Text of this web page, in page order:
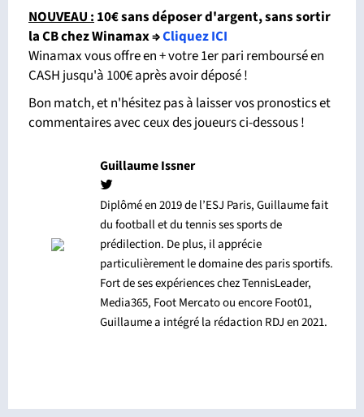
NOUVEAU :10€ sans déposer d'argent, sans sortir
la CB chez Winamax⇒Cliquez ICI
Winamax vous offre en + votre 1er pari remboursé en
CASH jusqu'à 100€ après avoir déposé !
Bon match, et n'hésitez pas à laisser vos pronostics et
commentaires avec ceux des joueurs ci-dessous !
Guillaume Issner
Diplômé en 2019 de l’ESJ Paris, Guillaume fait
du football et du tennis ses sports de
prédilection. De plus, il apprécie
particulièrement le domaine des paris sportifs.
Fort de ses expériences chez TennisLeader,
Media365, Foot Mercato ou encore Foot01,
Guillaume a intégré la rédaction RDJ en 2021.